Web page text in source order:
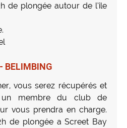
de plongée autour de l’ile
BELIMBING
vous serez récupérés et
un membre du club de
vous prendra en charge.
de plongée a Screet Bay